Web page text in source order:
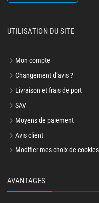
UTILISATION DU SITE
Mon compte
Changement d’avis ?
Livraison et frais de port
SAV
Moyens de paiement
Avis client
Modifier mes choix de cookies
AVANTAGES